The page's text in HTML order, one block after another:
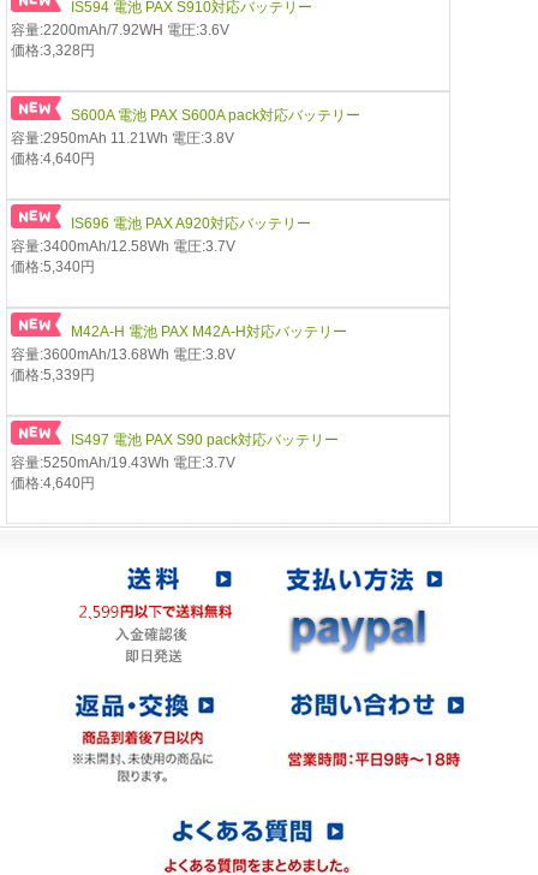
IS594 電池 PAX S910対応バッテリー
容量:2200mAh/7.92WH 電圧:3.6V
価格:3,328円
S600A 電池 PAX S600A pack対応バッテリー
容量:2950mAh 11.21Wh 電圧:3.8V
価格:4,640円
IS696 電池 PAX A920対応バッテリー
容量:3400mAh/12.58Wh 電圧:3.7V
価格:5,340円
M42A-H 電池 PAX M42A-H対応バッテリー
容量:3600mAh/13.68Wh 電圧:3.8V
価格:5,339円
IS497 電池 PAX S90 pack対応バッテリー
容量:5250mAh/19.43Wh 電圧:3.7V
価格:4,640円